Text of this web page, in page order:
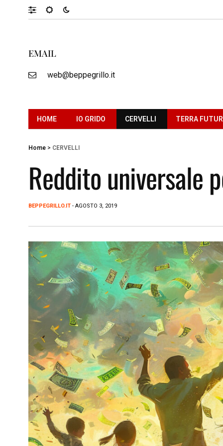
EMAIL
web@beppegrillo.it
HOME IO GRIDO CERVELLI TERRA
Home > CERVELLI
Reddito universale
BEPPEGRILLO.IT - AGOSTO 3, 2019